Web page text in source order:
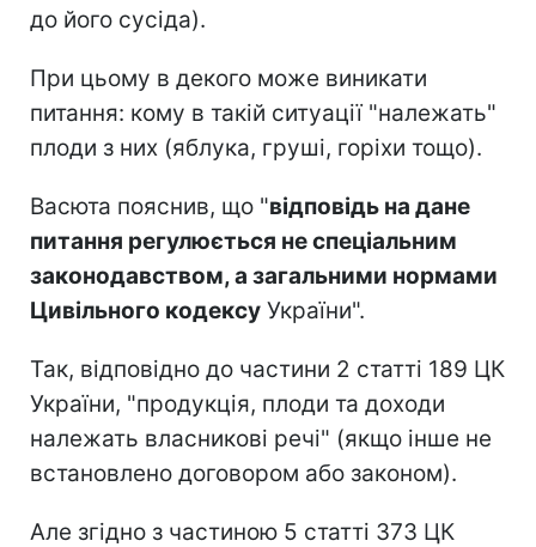
до його сусіда).
При цьому в декого може виникати
питання: кому в такій ситуації "належать"
плоди з них (яблука, груші, горіхи тощо).
Васюта пояснив, що "відповідь на дане
питання регулюється не спеціальним
законодавством, а загальними нормами
Цивільного кодексу України".
Так, відповідно до частини 2 статті 189 ЦК
України, "продукція, плоди та доходи
належать власникові речі" (якщо інше не
встановлено договором або законом).
Але згідно з частиною 5 статті 373 ЦК